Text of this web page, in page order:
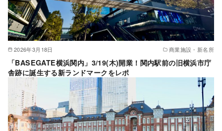
2026年3月18日 商業施設・新名所
「BASEGATE横浜関内」3/19(木)開業！関内駅前の旧横浜市庁
舎跡に誕生する新ランドマークをレポ